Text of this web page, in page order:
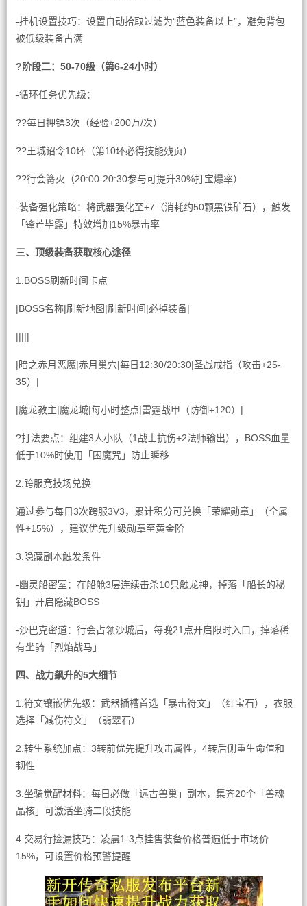
-挂机设置技巧：设置自动拾取过滤为“蓝色装备以上”，避免背包
被低级装备占满
?阶段二：50-70级（第6-24小时）
-循环任务优先级：
??每日押镖3次（经验+200万/次）
??王城诏令10环（第10环必得技能残页）
??行会篝火（20:00-20:30参与可提升30%打宝爆率）
-装备强化策略：将武器强化至+7（消耗约50颗黑铁矿石），触发
「锋芒毕露」特效增加15%暴击率
三、顶级装备获取核心途径
1.BOSS刷新时间卡点
|BOSS名称|刷新地图|刷新时间|必掉装备|
|||||
|暗之赤月恶魔|赤月巢穴|每日12:30/20:30|圣战戒指（攻击+25-
35）|
|魔龙教主|魔龙城|每小时整点|雷霆战甲（防御+120）|
?打法要点：组建3人小队（1战士抗伤+2法师输出），BOSS血量
低于10%时使用「困魔咒」防止瞬移
2.跨服竞技场兑换
通过参与每日3次跨服3V3，累计积分可兑换「荣耀勋章」（全属
性+15%），建议优先升级勋章至黄金阶
3.隐藏副本触发条件
-幽灵船密室：在船舱3层连续击杀10只触龙神，掉落「船长的秘
钥」开启隐藏BOSS
-沙巴克密道：行会占领沙城后，每晚21点开启限时入口，掉落稀
有坐骑「烈焰战马」
四、战力飙升的5大细节
1.符文镶嵌优先级：武器插槽首选「暴击符文」（红宝石），衣服
选择「减伤符文」（翡翠石）
2.转生系统加点：3转前优先提升攻击属性，4转后侧重生命值和
韧性
3.坐骑觉醒材料：每日必做「远古兽巢」副本，集齐20个「兽魂
晶核」可激活坐骑二段技能
4.交易行捡漏技巧：凌晨1-3点挂售装备价格普遍低于市场价
15%，可设置价格预警提醒